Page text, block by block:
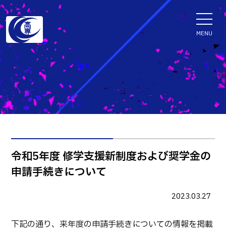
令和5年度 修学支援新制度および奨学金の
申請手続きについて
2023.03.27
下記の通り、来年度の申請手続きについての情報を掲載
MENU
ENGLISH
学科・専攻科
電子情報学系学科
知能制御情報工学科
情報工学科
融合・複合工学系学科
生物化学システム工学科
入試情報
入試速報
Webオープンキャンパス
イベント